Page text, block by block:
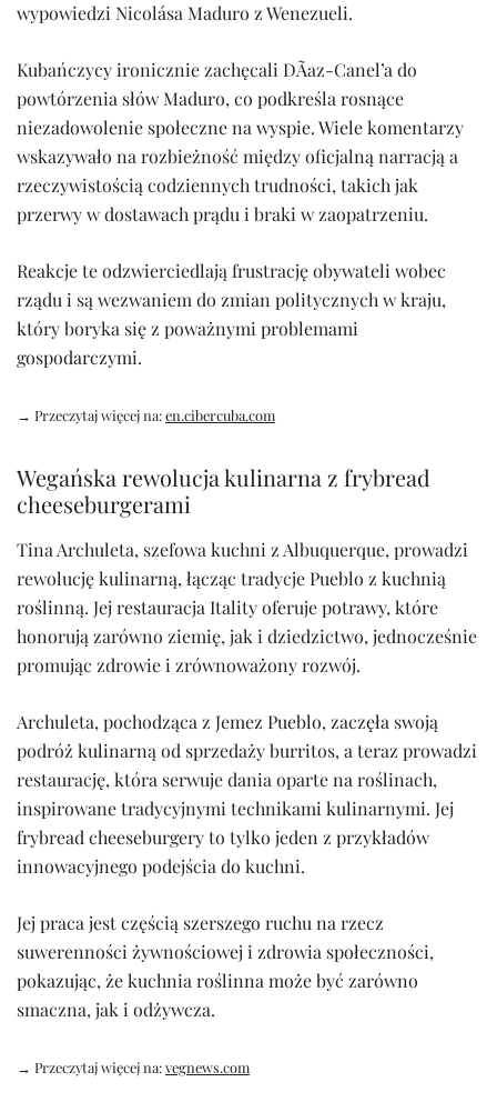
wypowiedzi Nicolása Maduro z Wenezueli.
Kubańczycy ironicznie zachęcali DÃ­az-Canel’a do
powtórzenia słów Maduro, co podkreśla rosnące
niezadowolenie społeczne na wyspie. Wiele komentarzy
wskazywało na rozbieżność między oficjalną narracją a
rzeczywistością codziennych trudności, takich jak
przerwy w dostawach prądu i braki w zaopatrzeniu.
Reakcje te odzwierciedlają frustrację obywateli wobec
rządu i są wezwaniem do zmian politycznych w kraju,
który boryka się z poważnymi problemami
gospodarczymi.
→ Przeczytaj więcej na:en.cibercuba.com
Wegańska rewolucja kulinarna z frybread
cheeseburgerami
Tina Archuleta, szefowa kuchni z Albuquerque, prowadzi
rewolucję kulinarną, łącząc tradycje Pueblo z kuchnią
roślinną. Jej restauracja Itality oferuje potrawy, które
honorują zarówno ziemię, jak i dziedzictwo, jednocześnie
promując zdrowie i zrównoważony rozwój.
Archuleta, pochodząca z Jemez Pueblo, zaczęła swoją
podróż kulinarną od sprzedaży burritos, a teraz prowadzi
restaurację, która serwuje dania oparte na roślinach,
inspirowane tradycyjnymi technikami kulinarnymi. Jej
frybread cheeseburgery to tylko jeden z przykładów
innowacyjnego podejścia do kuchni.
Jej praca jest częścią szerszego ruchu na rzecz
suwerenności żywnościowej i zdrowia społeczności,
pokazując, że kuchnia roślinna może być zarówno
smaczna, jak i odżywcza.
→ Przeczytaj więcej na:vegnews.com